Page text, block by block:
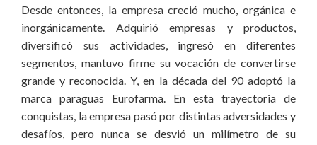
Desde entonces, la empresa creció mucho, orgánica e
inorgánicamente. Adquirió empresas y productos,
diversificó sus actividades, ingresó en diferentes
segmentos, mantuvo firme su vocación de convertirse
grande y reconocida. Y, en la década del 90 adoptó la
marca paraguas Eurofarma. En esta trayectoria de
conquistas, la empresa pasó por distintas adversidades y
desafíos, pero nunca se desvió un milímetro de su